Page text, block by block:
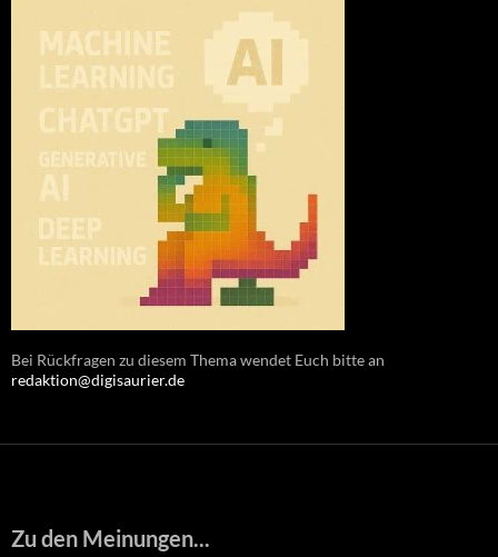
Bei Rückfragen zu diesem Thema wendet Euch bitte an
redaktion@digisaurier.de
Zu den Meinungen...